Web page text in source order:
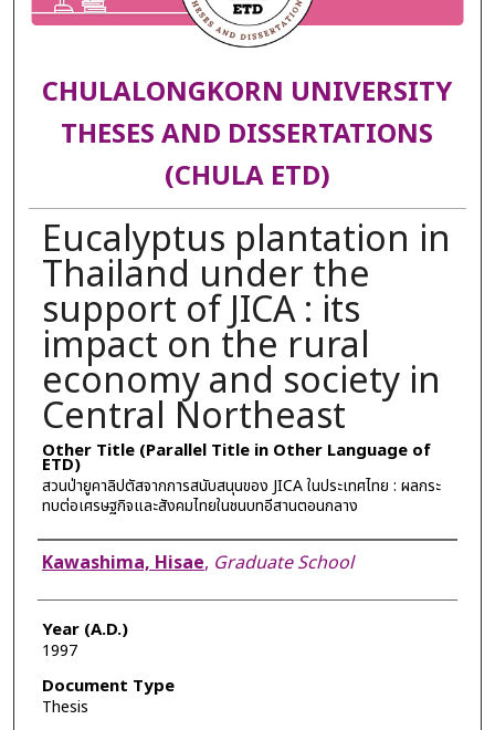
CHULALONGKORN UNIVERSITY
THESES AND DISSERTATIONS
(CHULA ETD)
Eucalyptus plantation in
Thailand under the
support of JICA : its
impact on the rural
economy and society in
Central Northeast
Other Title (Parallel Title in Other Language of
ETD)
สวนป่ายูคาลิปตัสจากการสนับสนุนของ JICA ในประเทศไทย : ผลกระ
ทบต่อเศรษฐกิจและสังคมไทยในชนบทอีสานตอนกลาง
Author
Kawashima, Hisae, Graduate School
Year (A.D.)
1997
Document Type
Thesis